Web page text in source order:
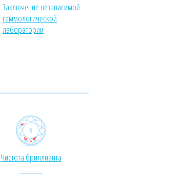
Заключение независимой
геммологической
лаборатории
Чистота бриллианта